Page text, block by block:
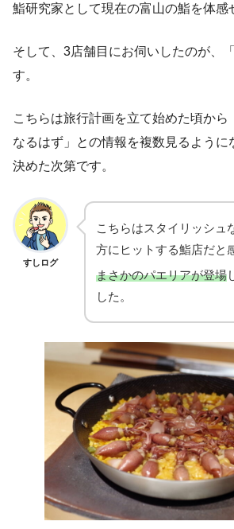
鮨研究家として現在の富山の鮨を体感
そして、3店舗目にお伺いしたのが、
す。
こちらは旅行計画を立て始めた頃から
なるはず」との情報を複数見るように
決めた次第です。
すしログ
こちらはスタイリッシュ
方にヒットする鮨店だと
まさかのパエリアが登場
した。